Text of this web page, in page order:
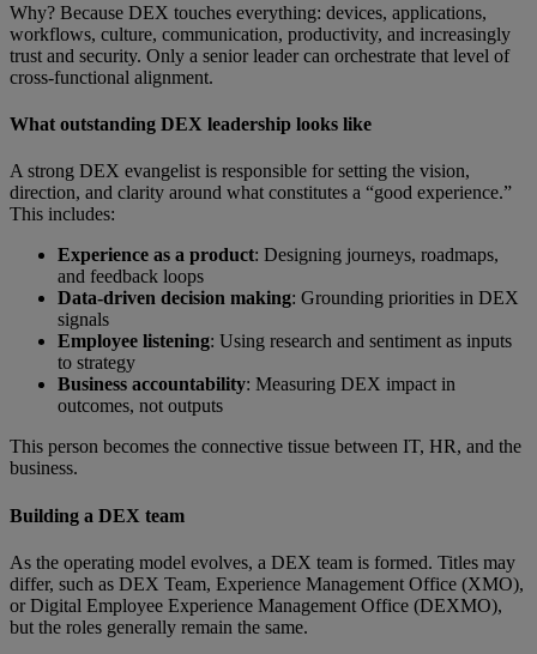
Why? Because DEX touches everything: devices, applications,
workflows, culture, communication, productivity, and increasingly
trust and security. Only a senior leader can orchestrate that level of
cross-functional alignment.
What outstanding DEX leadership looks like
A strong DEX evangelist is responsible for setting the vision,
direction, and clarity around what constitutes a “good experience.”
This includes:
Experience as a product: Designing journeys, roadmaps,
and feedback loops
Data-driven decision making: Grounding priorities in DEX
signals
Employee listening: Using research and sentiment as inputs
to strategy
Business accountability: Measuring DEX impact in
outcomes, not outputs
This person becomes the connective tissue between IT, HR, and the
business.
Building a DEX team
As the operating model evolves, a DEX team is formed. Titles may
differ, such as DEX Team, Experience Management Office (XMO),
or Digital Employee Experience Management Office (DEXMO),
but the roles generally remain the same.